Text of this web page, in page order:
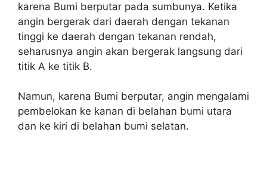
karena Bumi berputar pada sumbunya. Ketika
angin bergerak dari daerah dengan tekanan
tinggi ke daerah dengan tekanan rendah,
seharusnya angin akan bergerak langsung dari
titik A ke titik B.
Namun, karena Bumi berputar, angin mengalami
pembelokan ke kanan di belahan bumi utara
dan ke kiri di belahan bumi selatan.